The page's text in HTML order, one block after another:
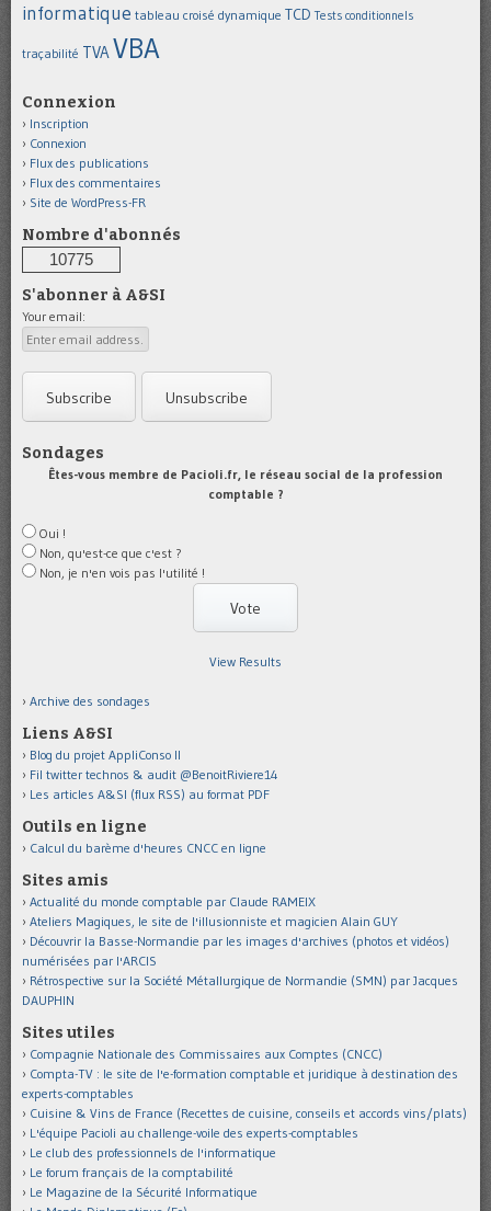
informatique tableau croisé dynamique TCD Tests conditionnels
traçabilité TVAVBA
Connexion
Inscription
Connexion
Flux des publications
Flux des commentaires
Site de WordPress-FR
Nombre d'abonnés
10775
S'abonner à A&SI
Your email:
Sondages
Êtes-vous membre de Pacioli.fr, le réseau social de la profession
comptable ?
Oui !
Non, qu'est-ce que c'est ?
Non, je n'en vois pas l'utilité !
View Results
Archive des sondages
Liens A&SI
Blog du projet AppliConso II
Fil twitter technos & audit @BenoitRiviere14
Les articles A&SI (flux RSS) au format PDF
Outils en ligne
Calcul du barème d'heures CNCC en ligne
Sites amis
Actualité du monde comptable par Claude RAMEIX
Ateliers Magiques, le site de l'illusionniste et magicien Alain GUY
Découvrir la Basse-Normandie par les images d'archives (photos et vidéos)
numérisées par l'ARCIS
Rétrospective sur la Société Métallurgique de Normandie (SMN) par Jacques
DAUPHIN
Sites utiles
Compagnie Nationale des Commissaires aux Comptes (CNCC)
Compta-TV : le site de l'e-formation comptable et juridique à destination des
experts-comptables
Cuisine & Vins de France (Recettes de cuisine, conseils et accords vins/plats)
L'équipe Pacioli au challenge-voile des experts-comptables
Le club des professionnels de l'informatique
Le forum français de la comptabilité
Le Magazine de la Sécurité Informatique